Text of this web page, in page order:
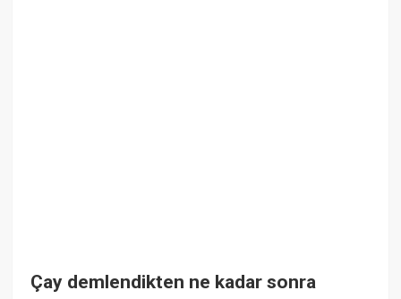
Çay demlendikten ne kadar sonra